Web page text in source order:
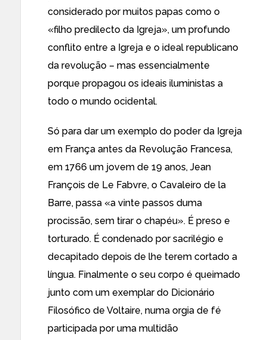
considerado por muitos papas como o
«filho predilecto da Igreja», um profundo
conflito entre a Igreja e o ideal republicano
da revolução – mas essencialmente
porque propagou os ideais iluministas a
todo o mundo ocidental.
Só para dar um exemplo do poder da Igreja
em França antes da Revolução Francesa,
em 1766 um jovem de 19 anos, Jean
François de Le Fabvre, o Cavaleiro de la
Barre, passa «a vinte passos duma
procissão, sem tirar o chapéu». É preso e
torturado. É condenado por sacrilégio e
decapitado depois de lhe terem cortado a
língua. Finalmente o seu corpo é queimado
junto com um exemplar do Dicionário
Filosófico de Voltaire, numa orgia de fé
participada por uma multidão